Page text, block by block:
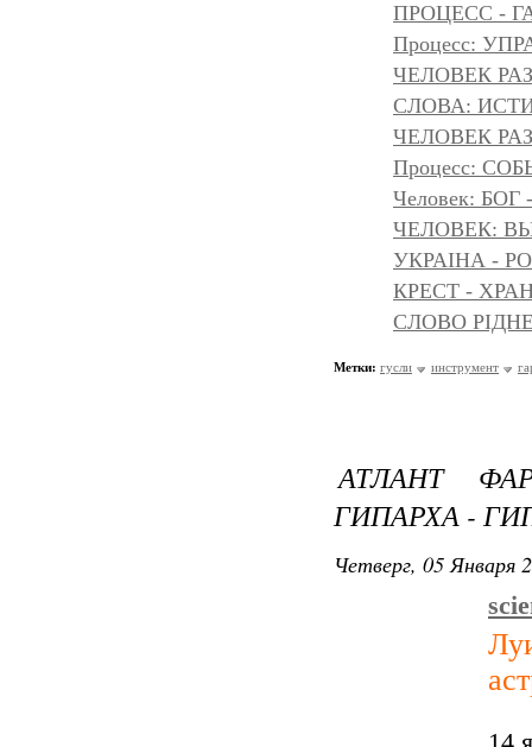
ПРОЦЕСС -
Процесс:
ЧЕЛОВЕК
СЛОВА:
ЧЕЛОВЕК
Процесс:
Человек:
ЧЕЛОВЕК:
УКРАІНА -
КРЕСТ -
СЛОВО
Метки: гусли инструмент
АТЛАНТ
ГИПАРХА -
Четверг, 05 Января